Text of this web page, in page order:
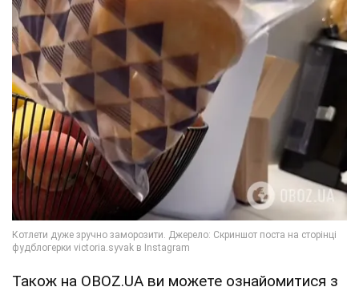
Також на OBOZ.UA ви можете ознайомитися з